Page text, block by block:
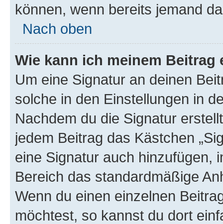
können, wenn bereits jemand
Nach oben
Wie kann ich meinem
Um eine Signatur an deinen
solche in den Einstellungen in
Nachdem du die Signatur
jedem Beitrag das Kästchen
eine Signatur auch hinzufügen,
Bereich das standardmäßige
Wenn du einen einzelnen
möchtest, so kannst du dort